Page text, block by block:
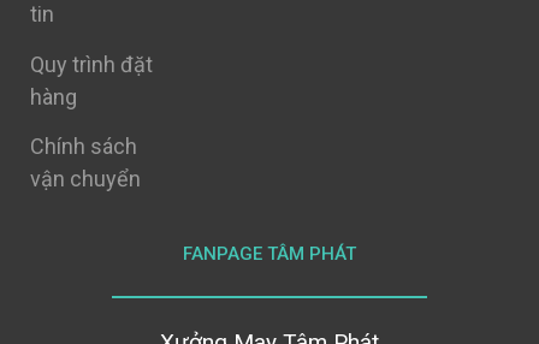
tin
Quy trình đặt
hàng
Chính sách
vận chuyển
FANPAGE TÂM PHÁT